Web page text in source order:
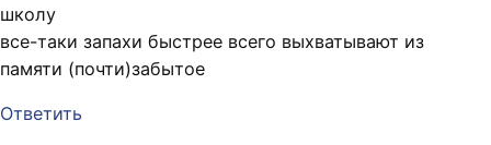
школу
все-таки запахи быстрее всего выхватывают из
памяти (почти)забытое
Ответить